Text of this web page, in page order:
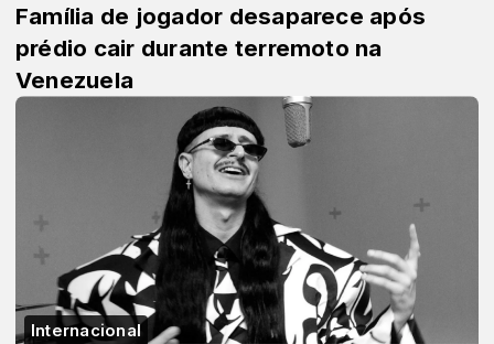
Família de jogador desaparece após
prédio cair durante terremoto na
Venezuela
Internacional